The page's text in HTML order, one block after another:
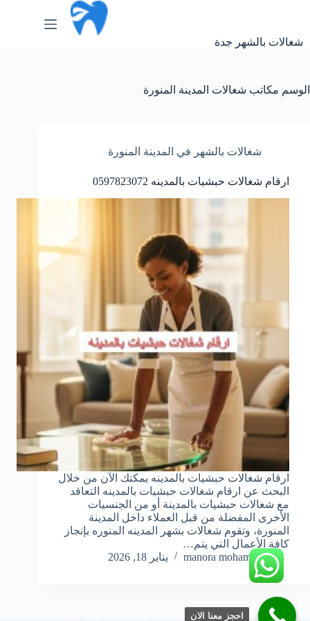
شغالات بالشهر جدة
الوسم مكاتب شغالات المدينة المنورة
شغالات بالشهر في المدينة المنورة
ارقام شغالات حبشيات بالمدينه 0597823072
ارقام شغالات حبشيات بالمدينه يمكنك الآن من خلال
البحث عن ارقام شغالات حبشيات بالمدينه التعاقد
مع شغالات حبشيات بالمدينة أو من الجنسيات
الأخرى المفضلة من قبل العملاء داخل المدينة
المنورة، وتقوم شغالات بشهر المدينه المنوره بإنجاز
كافة الأعمال التي يتم…
manora mohamed
يناير 18, 2026
احجز معنا الان